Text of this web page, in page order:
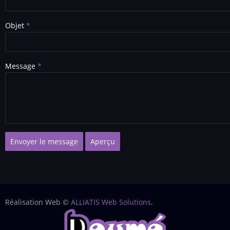
Objet
Message
Réalisation Web © ALLIATIS Web Solutions.